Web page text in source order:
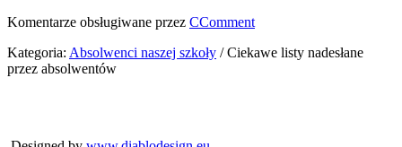
Komentarze obsługiwane przez CComment
Kategoria: Absolwenci naszej szkoły /Ciekawe listy nadesłane
przez absolwentów